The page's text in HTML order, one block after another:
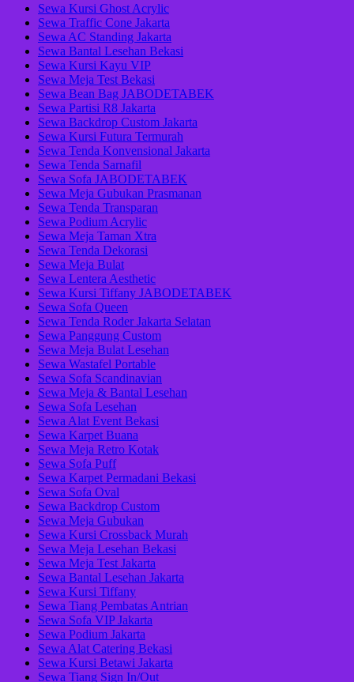
Sewa Kursi Ghost Acrylic
Sewa Traffic Cone Jakarta
Sewa AC Standing Jakarta
Sewa Bantal Lesehan Bekasi
Sewa Kursi Kayu VIP
Sewa Meja Test Bekasi
Sewa Bean Bag JABODETABEK
Sewa Partisi R8 Jakarta
Sewa Backdrop Custom Jakarta
Sewa Kursi Futura Termurah
Sewa Tenda Konvensional Jakarta
Sewa Tenda Sarnafil
Sewa Sofa JABODETABEK
Sewa Meja Gubukan Prasmanan
Sewa Tenda Transparan
Sewa Podium Acrylic
Sewa Meja Taman Xtra
Sewa Tenda Dekorasi
Sewa Meja Bulat
Sewa Lentera Aesthetic
Sewa Kursi Tiffany JABODETABEK
Sewa Sofa Queen
Sewa Tenda Roder Jakarta Selatan
Sewa Panggung Custom
Sewa Meja Bulat Lesehan
Sewa Wastafel Portable
Sewa Sofa Scandinavian
Sewa Meja & Bantal Lesehan
Sewa Sofa Lesehan
Sewa Alat Event Bekasi
Sewa Karpet Buana
Sewa Meja Retro Kotak
Sewa Sofa Puff
Sewa Karpet Permadani Bekasi
Sewa Sofa Oval
Sewa Backdrop Custom
Sewa Meja Gubukan
Sewa Kursi Crossback Murah
Sewa Meja Lesehan Bekasi
Sewa Meja Test Jakarta
Sewa Bantal Lesehan Jakarta
Sewa Kursi Tiffany
Sewa Tiang Pembatas Antrian
Sewa Sofa VIP Jakarta
Sewa Podium Jakarta
Sewa Alat Catering Bekasi
Sewa Kursi Betawi Jakarta
Sewa Tiang Sign In/Out